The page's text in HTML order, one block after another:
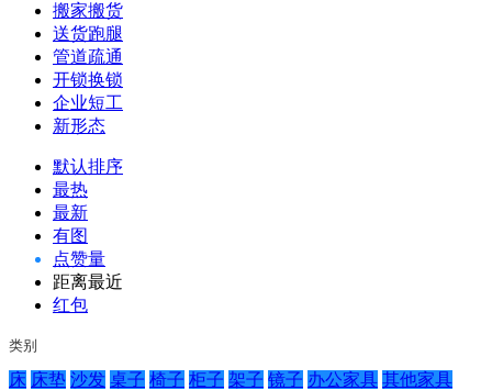
搬家搬货
送货跑腿
管道疏通
开锁换锁
企业短工
新形态
默认排序
最热
最新
有图
点赞量
距离最近
红包
类别
床 床垫 沙发 桌子 椅子 柜子 架子 镜子 办公家具 其他家具